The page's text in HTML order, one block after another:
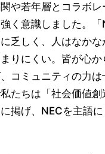
や若年層とコラボ
く意識しました。
乏しく、人はなか
りにくい。皆が心
コミュニティの力は
たちは「社会価値
掲げ、NECを主語